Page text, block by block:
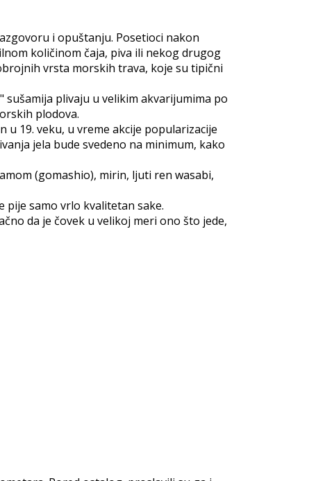
i opuštanju. Posetioci nakon
količinom čaja, piva ili nekog drugog
vrsta morskih trava, koje su tipični
plivaju u velikim akvarijumima po
plodova.
19. veku, u vreme akcije popularizacije
jela bude svedeno na minimum, kako
(gomashio), mirin, ljuti ren wasabi,
pije samo vrlo kvalitetan sake.
da je čovek u velikoj meri ono što jede,